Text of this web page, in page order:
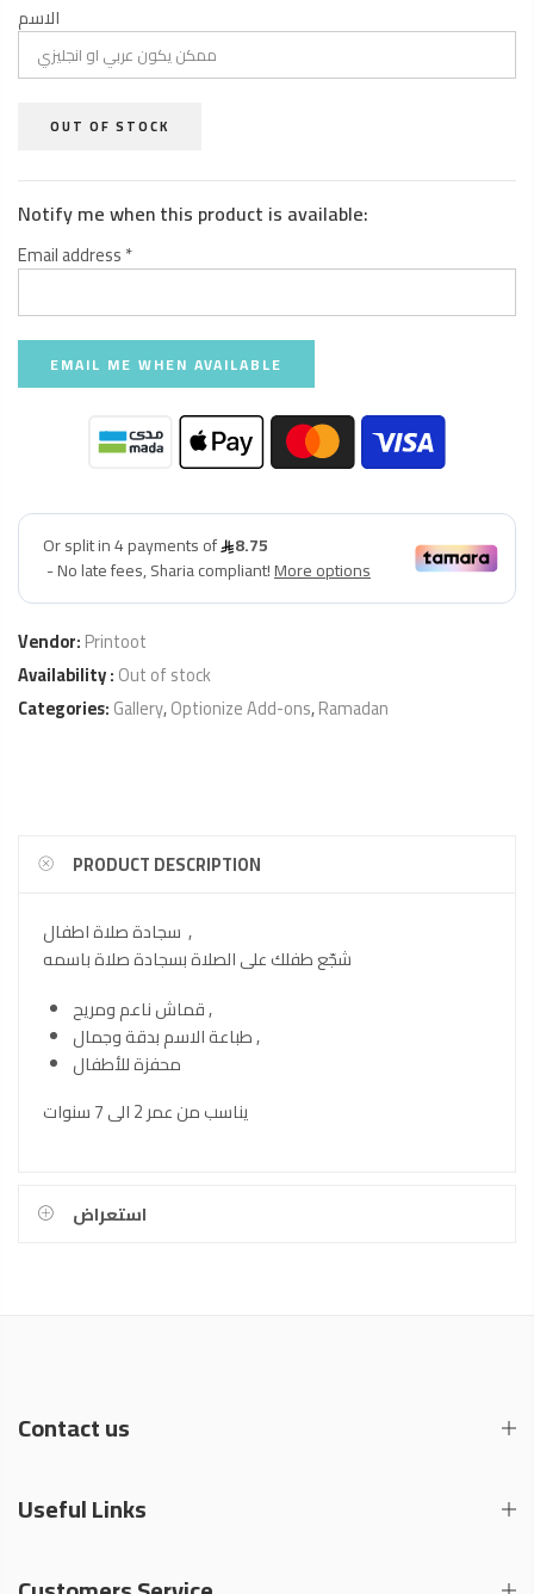
الاسم
OUT OF STOCK
Notify me when this product is available:
Email address*
Vendor:Printoot
Availability :Out of stock
Categories:Gallery,Optionize Add-ons,Ramadan
PRODUCT DESCRIPTION
سجادة صلاة اطفال ,
شجّع طفلك على الصلاة بسجادة صلاة باسمه
قماش ناعم ومريح ,
طباعة الاسم بدقة وجمال ,
محفزة للأطفال
استعراض
Contact us
Useful Links